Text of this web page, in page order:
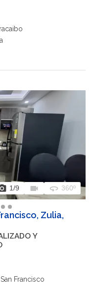
1/9 videocam 360 360º
Zulia,
Y
Francisco